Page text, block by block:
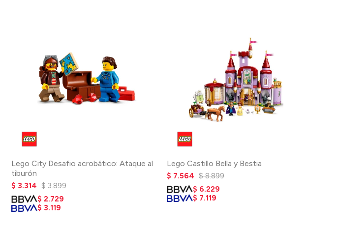
Lego City Desafio acrobático: Ataque al
tiburón
$ 3.314 $ 3.899
$ 2.729
$ 3.119
Lego Castillo Bella y Bestia
$ 7.564 $ 8.899
$ 6.229
$ 7.119